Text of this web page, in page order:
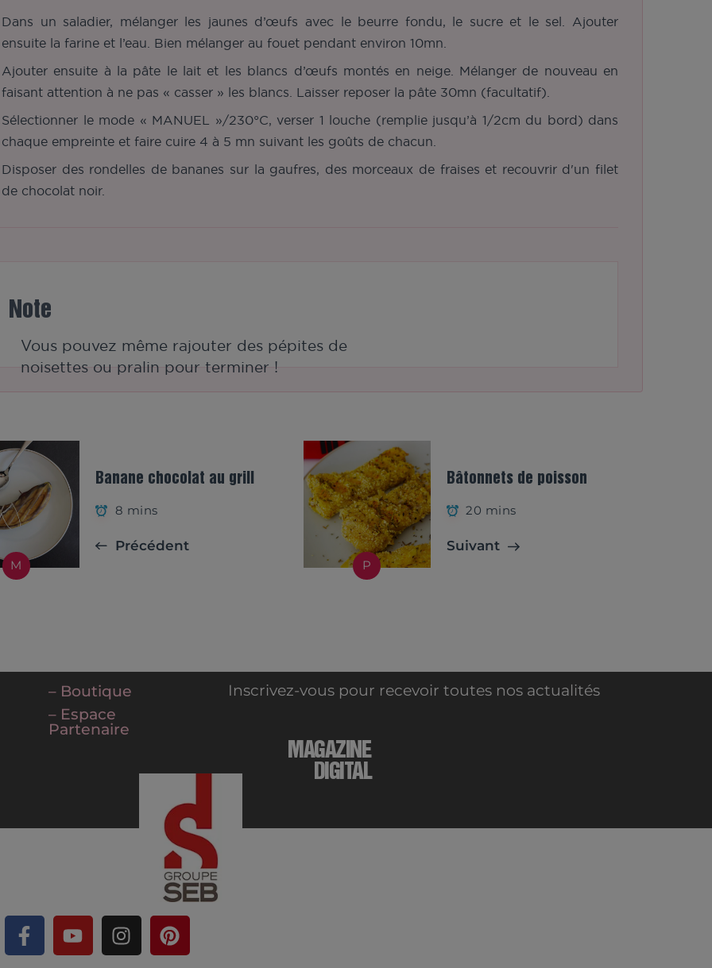
Dans un saladier, mélanger les jaunes d’œufs avec le beurre fondu, le sucre et le sel. Ajouter
ensuite la farine et l’eau. Bien mélanger au fouet pendant environ 10mn.
Ajouter ensuite à la pâte le lait et les blancs d’œufs montés en neige. Mélanger de nouveau en
faisant attention à ne pas « casser » les blancs. Laisser reposer la pâte 30mn (facultatif).
Sélectionner le mode « MANUEL »/230°C, verser 1 louche (remplie jusqu’à 1/2cm du bord) dans
chaque empreinte et faire cuire 4 à 5 mn suivant les goûts de chacun.
Disposer des rondelles de bananes sur la gaufres, des morceaux de fraises et recouvrir d'un filet
de chocolat noir.
Note
Vous pouvez même rajouter des pépites de
noisettes ou pralin pour terminer !
M
Banane chocolat au grill
8 mins
Précédent
P
Bâtonnets de poisson
20 mins
Suivant
– Boutique
– Espace
Partenaire
Inscrivez-vous pour recevoir toutes nos actualités
MAGAZINE
DIGITAL